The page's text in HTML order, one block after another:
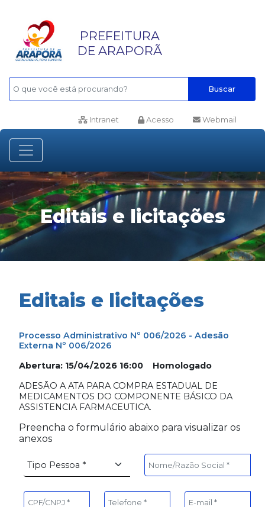
PREFEITURA
DE ARAPORÃ
Buscar
Intranet Acesso Webmail
Editais e licitações
Editais e licitações
Processo Administrativo Nº 006/2026 - Adesão
Externa Nº 006/2026
Abertura: 15/04/2026 16:00 Homologado
ADESÃO A ATA PARA COMPRA ESTADUAL DE
MEDICAMENTOS DO COMPONENTE BÁSICO DA
ASSISTENCIA FARMACEUTICA.
Preencha o formulário abaixo para visualizar os
anexos